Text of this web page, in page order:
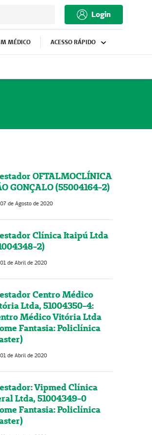
Login
MÉDICO ACESSO RÁPIDO
OFTALMOCLÍNICA
GONÇALO (55004164-2)
07 de Agosto de 2020
Clínica Itaipú Ltda
2)
01 de Abril de 2020
Centro Médico
Ltda, 51004350-4:
Médico Vitória Ltda
Fantasia: Policlínica
01 de Abril de 2020
Vipmed Clínica
Ltda, 51004349-0
Fantasia: Policlínica